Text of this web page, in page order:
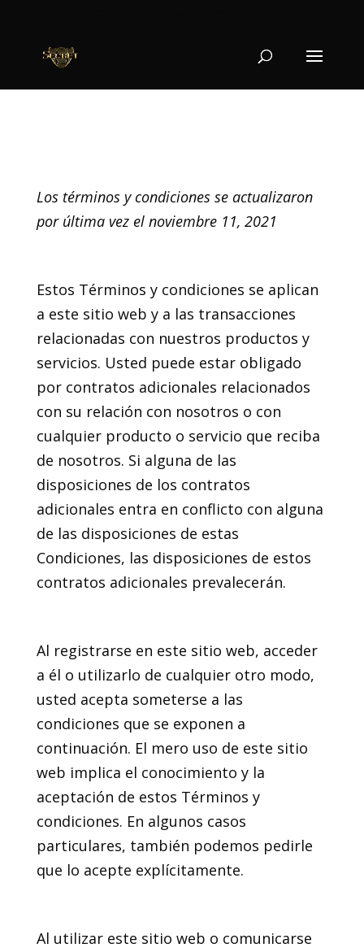
Los términos y condiciones se actualizaron
por última vez el noviembre 11, 2021
Estos Términos y condiciones se aplican
a este sitio web y a las transacciones
relacionadas con nuestros productos y
servicios. Usted puede estar obligado
por contratos adicionales relacionados
con su relación con nosotros o con
cualquier producto o servicio que reciba
de nosotros. Si alguna de las
disposiciones de los contratos
adicionales entra en conflicto con alguna
de las disposiciones de estas
Condiciones, las disposiciones de estos
contratos adicionales prevalecerán.
Al registrarse en este sitio web, acceder
a él o utilizarlo de cualquier otro modo,
usted acepta someterse a las
condiciones que se exponen a
continuación. El mero uso de este sitio
web implica el conocimiento y la
aceptación de estos Términos y
condiciones. En algunos casos
particulares, también podemos pedirle
que lo acepte explícitamente.
Al utilizar este sitio web o comunicarse